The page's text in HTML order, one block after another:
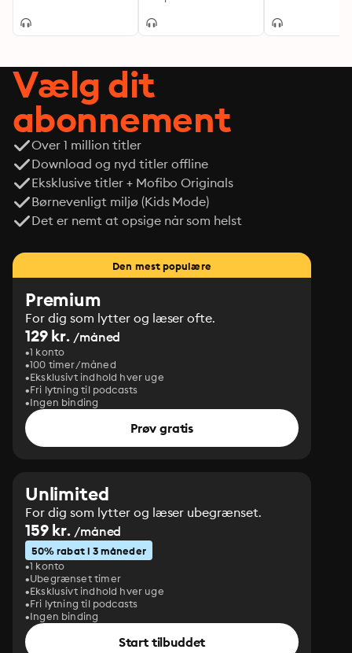
Vælg dit
abonnement
Over 1 million titler
Download og nyd titler offline
Eksklusive titler + Mofibo Originals
Børnevenligt miljø (Kids Mode)
Det er nemt at opsige når som helst
Den mest populære
Premium
For dig som lytter og læser ofte.
129 kr. /måned
1 konto
100 timer/måned
Eksklusivt indhold hver uge
Fri lytning til podcasts
Ingen binding
Prøv gratis
Unlimited
For dig som lytter og læser ubegrænset.
159 kr. /måned
50% rabat i 3 måneder
1 konto
Ubegrænset timer
Eksklusivt indhold hver uge
Fri lytning til podcasts
Ingen binding
Start tilbuddet